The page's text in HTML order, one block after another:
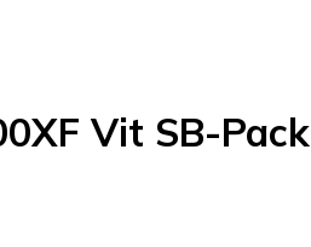
Vit SB-Pack